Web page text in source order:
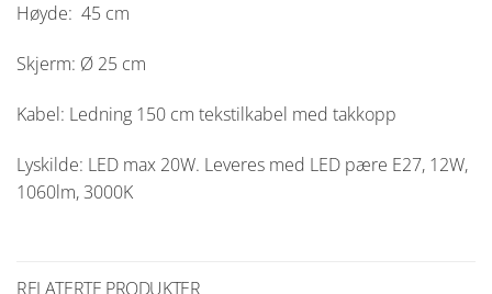
Høyde: 45 cm
Skjerm: Ø 25 cm
Kabel: Ledning 150 cm tekstilkabel med takkopp
Lyskilde: LED max 20W. Leveres med LED pære E27, 12W,
1060lm, 3000K
RELATERTE PRODUKTER